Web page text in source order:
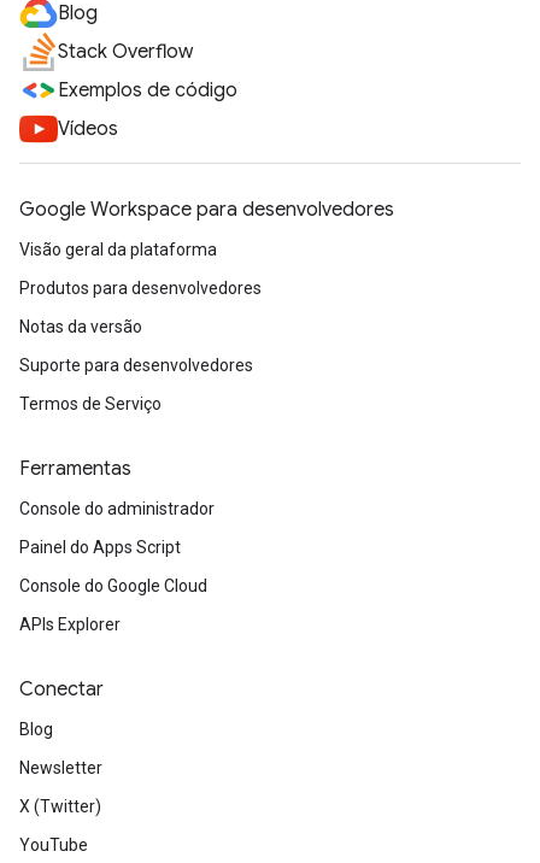
Blog
Stack Overflow
Exemplos de código
Vídeos
Google Workspace para desenvolvedores
Visão geral da plataforma
Produtos para desenvolvedores
Notas da versão
Suporte para desenvolvedores
Termos de Serviço
Ferramentas
Console do administrador
Painel do Apps Script
Console do Google Cloud
APIs Explorer
Conectar
Blog
Newsletter
X (Twitter)
YouTube